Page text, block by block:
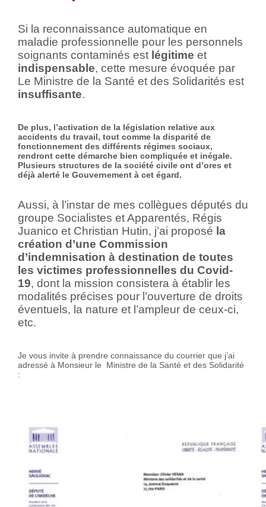
Si la reconnaissance automatique en
maladie professionnelle pour les personnels
soignants contaminés est légitime et
indispensable, cette mesure évoquée par
Le Ministre de la Santé et des Solidarités est
insuffisante.
De plus, l’activation de la législation relative aux
accidents du travail, tout comme la disparité de
fonctionnement des différents régimes sociaux,
rendront cette démarche bien compliquée et inégale.
Plusieurs structures de la société civile ont d’ores et
déjà alerté le Gouvernement à cet égard.
Aussi, à l’instar de mes collègues députés du
groupe Socialistes et Apparentés, Régis
Juanico et Christian Hutin, j’ai proposé la
création d’une Commission
d’indemnisation à destination de toutes
les victimes professionnelles du Covid-
19, dont la mission consistera à établir les
modalités précises pour l’ouverture de droits
éventuels, la nature et l’ampleur de ceux-ci,
etc.
Je vous invite à prendre connaissance du courrier que j’ai
adressé à Monsieur le Ministre de la Santé et des Solidarité
: